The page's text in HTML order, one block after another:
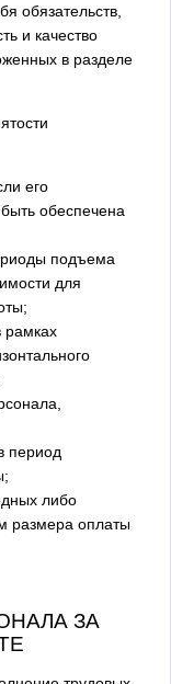
обязательств,
и качество
в разделе
его
обеспечена
подъема
для
рамках
период
либо
размера оплаты
ЗА